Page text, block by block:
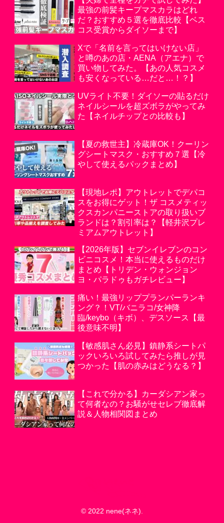
最強の前髪キープマスカラはどれ
だ？おすすめ５選を徹底比較【ベス
コス受賞からダイソーまで】
Xで「名前を言ってはいけない店」
と噂のあの店・AENA（アエナ）で
買い物してみた。【あの人気コスメ
も安くなっている…だと…！？】
UVライト不要！ダイソーの貼るだけ
ネイルシールを超ズボラがやってみ
た【ネイルチップとの比較も】
【夏の救世主】冷蔵庫OK！クーリン
グシートマスク・おすすめ７選【冷
やして使えるパックまとめ】
【現地レポ】アウトレットでデパコ
スをお得にゲット！ザ コスメティッ
クスカンパニーストアの取り扱いブ
ランドは？割引率は？【軽井沢プレ
ミアムアウトレット】
【2026年版】セブンイレブンのコン
ビニコスメ！本当に使えるものだけ
まとめ【トリデン・ウォンジョン
ヨ・パラドゥもガチレビュー】
痛い！最強リッププランパーランキ
ング？！VT/バニラコ/女神降
臨/keybo（キボ）、デスソース【最
後意味不明】
【敏感肌さん必見】鎮静系シートパ
ックいろいろ試してみたら推しが見
つかった【肌の赤みはどうなる？】
【これで分かる】カーダシアン家っ
て何者なの？お騒がせセレブ徹底解
説＆人物相関図まとめ
© 2022 nene(ネネ).